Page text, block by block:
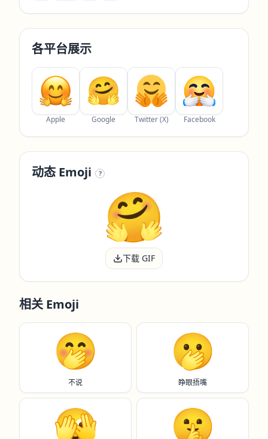
各平台展示
Apple Google Twitter (X) Facebook
动态 Emoji ?
下载 GIF
相关 Emoji
🤭
不说
🫢
睁眼捂嘴
🫣 🤫